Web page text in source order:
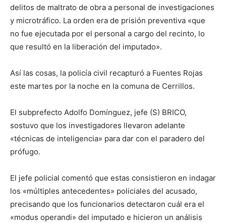
delitos de maltrato de obra a personal de investigaciones
y microtráfico. La orden era de prisión preventiva «que
no fue ejecutada por el personal a cargo del recinto, lo
que resultó en la liberación del imputado».
Así las cosas, la policía civil recapturó a Fuentes Rojas
este martes por la noche en la comuna de Cerrillos.
El subprefecto Adolfo Domínguez, jefe (S) BRICO,
sostuvo que los investigadores llevaron adelante
«técnicas de inteligencia» para dar con el paradero del
prófugo.
El jefe policial comentó que estas consistieron en indagar
los «múltiples antecedentes» policiales del acusado,
precisando que los funcionarios detectaron cuál era el
«modus operandi» del imputado e hicieron un análisis